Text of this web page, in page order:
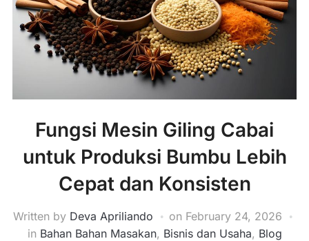
Fungsi Mesin Giling Cabai
untuk Produksi Bumbu Lebih
Cepat dan Konsisten
Written by Deva Apriliando on February 24, 2026
in Bahan Bahan Masakan, Bisnis dan Usaha, Blog